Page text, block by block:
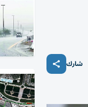
شارك